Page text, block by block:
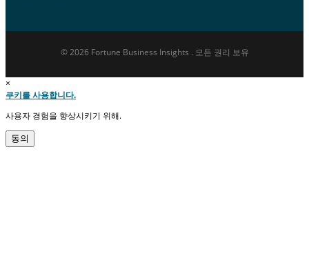
© 2026 Fortune Business Insights . 모든 권리 보유
×
쿠키를 사용합니다.
사용자 경험을 향상시키기 위해.
동의